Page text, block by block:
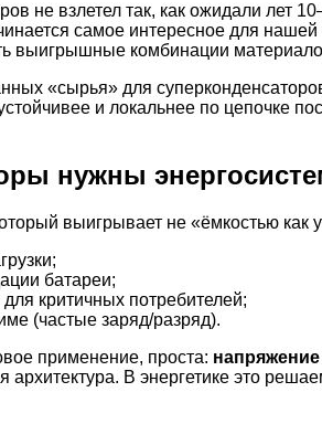
не взлетел так, как ожидали лет
самое интересное для нашей
выигрышные комбинации
«сырья» для
и локальнее по цепочке
нужны
выигрывает не «ёмкостью как
батареи;
критичных потребителей;
(частые заряд/разряд).
применение, проста:
архитектура. В энергетике это